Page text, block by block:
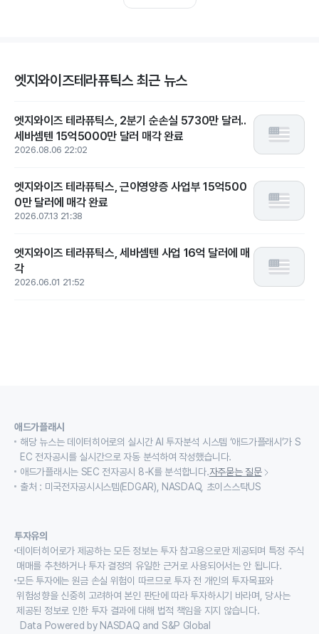
엣지와이즈테라퓨틱스 최근 뉴스
엣지와이즈 테라퓨틱스, 2분기 순손실 5730만 달러..
세바셈텐 15억5000만 달러 매각 완료
2026.08.06 22:02
엣지와이즈 테라퓨틱스, 근이영양증 사업부 15억500
0만 달러에 매각 완료
2026.07.13 21:38
엣지와이즈 테라퓨틱스, 세바셈텐 사업 16억 달러에 매
각
2026.06.01 21:52
애드가플래시
해당 뉴스는 데이터히어로의 실시간 AI 투자분석 시스템 ‘애드가플래시’가 S
EC 전자공시를 실시간으로 자동 분석하여 작성했습니다.
애드가플래시는 SEC 전자공시 8-K를 분석합니다.자주묻는 질문
출처 : 미국전자공시시스템(EDGAR), NASDAQ, 초이스스탁US
투자유의
데이터히어로가 제공하는 모든 정보는 투자 참고용으로만 제공되며 특정 주식
매매를 추천하거나 투자 결정의 유일한 근거로 사용되어서는 안 됩니다.
모든 투자에는 원금 손실 위험이 따르므로 투자 전 개인의 투자목표와
위험성향을 신중히 고려하여 본인 판단에 따라 투자하시기 바라며, 당사는
제공된 정보로 인한 투자 결과에 대해 법적 책임을 지지 않습니다.
Data Powered by NASDAQ and S&P Global